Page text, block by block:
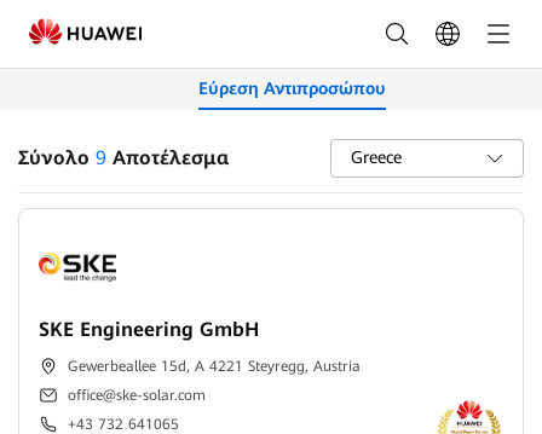
Συνεργάτες
-
FusionSolar
Ελλάς
Εύρεση Αντιπροσώπου
Σύνολο 9Αποτέλεσμα Greece
SKE Engineering GmbH
Gewerbeallee 15d, A 4221 Steyregg, Austria
office@ske-solar.com
+43 732 641065